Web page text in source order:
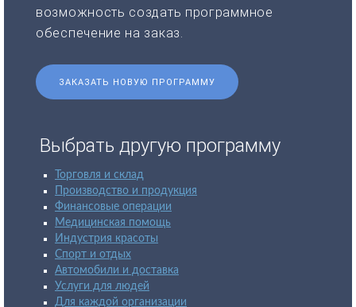
возможность создать программное
обеспечение на заказ.
ЗАКАЗАТЬ НОВУЮ ПРОГРАММУ
Выбрать другую программу
Торговля и склад
Производство и продукция
Финансовые операции
Медицинская помощь
Индустрия красоты
Спорт и отдых
Автомобили и доставка
Услуги для людей
Для каждой организации